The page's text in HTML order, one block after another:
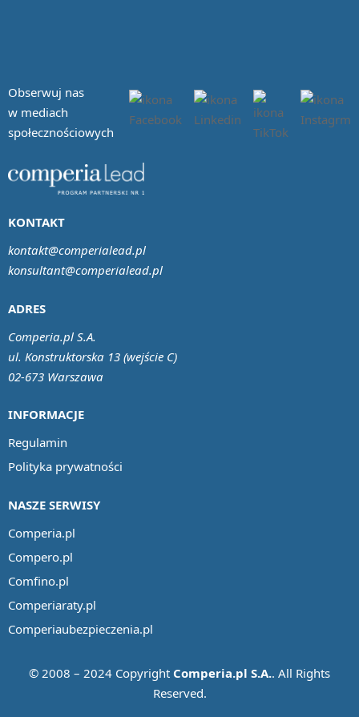
Obserwuj nas
w mediach
społecznościowych
INFORMACJE
Regulamin
Polityka prywatności
NASZE SERWISY
Comperia.pl
Compero.pl
Comfino.pl
Comperiaraty.pl
Comperiaubezpieczenia.pl
ADRES
Comperia.pl S.A.
ul. Konstruktorska 13 (wejście C)
02-673 Warszawa
KONTAKT
kontakt@comperialead.pl
konsultant@comperialead.pl
© 2008 – 2024 Copyright Comperia.pl S.A.. All Rights
Reserved.